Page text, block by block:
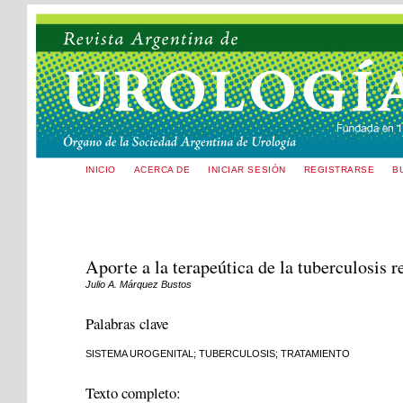
INICIO ACERCA DE INICIAR SESIÓN REGISTRARSE
Aporte a la terapeútica de la tuberculosis
Julio A. Márquez Bustos
Palabras clave
SISTEMA UROGENITAL; TUBERCULOSIS; TRATAMIENTO
Texto completo: